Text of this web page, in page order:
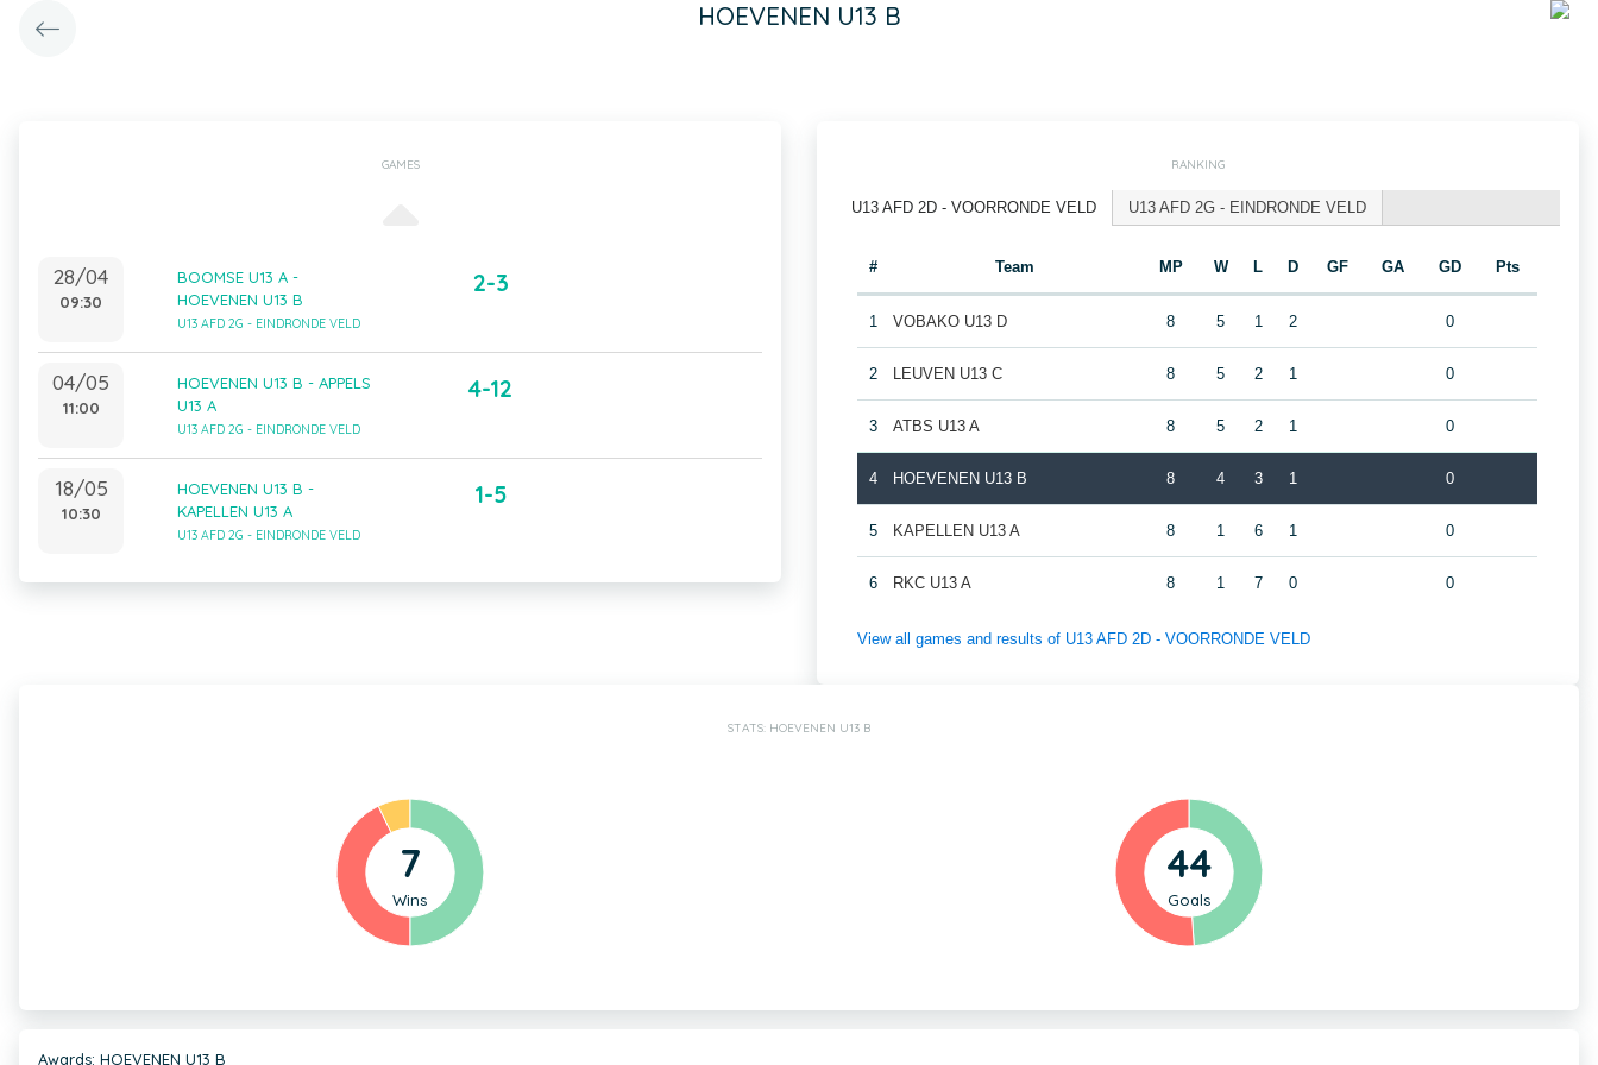
HOEVENEN U13 B
GAMES
28/04
09:30
BOOMSE U13 A -
HOEVENEN U13 B
U13 AFD 2G - EINDRONDE VELD
2-3
04/05
11:00
HOEVENEN U13 B - APPELS
U13 A
U13 AFD 2G - EINDRONDE VELD
4-12
18/05
10:30
HOEVENEN U13 B -
KAPELLEN U13 A
U13 AFD 2G - EINDRONDE VELD
1-5
RANKING
U13 AFD 2D - VOORRONDE VELD U13 AFD 2G - EINDRONDE VELD
# Team MP W L D GF GA GD Pts
1 VOBAKO U13 D 8 5 1 2 0
2 LEUVEN U13 C 8 5 2 1 0
3 ATBS U13 A 8 5 2 1 0
4 HOEVENEN U13 B 8 4 3 1 0
5 KAPELLEN U13 A 8 1 6 1 0
6 RKC U13 A 8 1 7 0 0
View all games and results of U13 AFD 2D - VOORRONDE VELD
STATS: HOEVENEN U13 B
7
Wins
44
Goals
Awards: HOEVENEN U13 B